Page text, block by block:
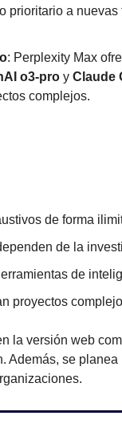
prioritario a nuevas
: Perplexity Max
o3-pro y Claude
complejos.
de forma
de la
de
proyectos
la versión web
se